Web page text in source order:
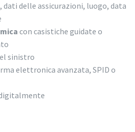
dati delle assicurazioni, luogo, data
con casistiche guidate o
sinistro
elettronica avanzata, SPID o